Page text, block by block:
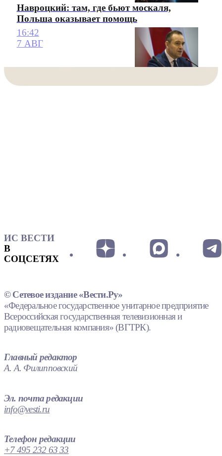
Навроцкий: там, где бьют москаля,
Польша оказывает помощь
16:42
7 АВГ
ИС ВЕСТИ
В
СОЦСЕТЯХ
© Сетевое издание «Вести.Ру»
«Федеральное государственное унитарное предприятие
Всероссийская государственная телевизионная и
радиовещательная компания» (ВГТРК).
Главный редактор
А. А. Филипповский
Эл. почта редакции
info@vesti.ru
Телефон редакции
+7 495 232 63 33